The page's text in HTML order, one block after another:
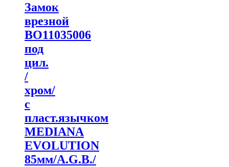
Замок
врезной
ВО11035006
под
цил.
/
хром/
с
пласт.язычком
MEDIANA
EVOLUTION
85мм/A.G.B./